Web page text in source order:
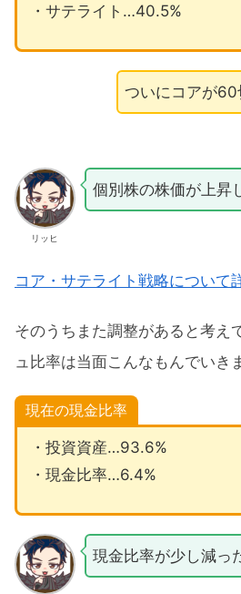
・サテライト…40.5%
ついにコアが60
リッヒ
個別株の株価が上昇
コア・サテライト戦略について
そのうちまた調整があると考え
ュ比率は当面こんなもんでいき
現在の現金比率
・投資資産…93.6%
・現金比率…6.4%
現金比率が少し減っ